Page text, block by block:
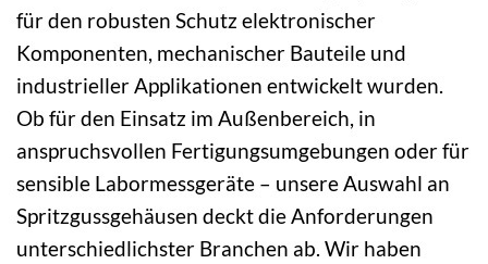
für den robusten Schutz elektronischer
Komponenten, mechanischer Bauteile und
industrieller Applikationen entwickelt wurden.
Ob für den Einsatz im Außenbereich, in
anspruchsvollen Fertigungsumgebungen oder für
sensible Labormessgeräte – unsere Auswahl an
Spritzgussgehäusen deckt die Anforderungen
unterschiedlichster Branchen ab. Wir haben